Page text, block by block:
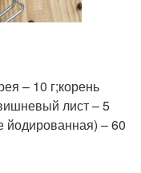
– 10 г;корень
лист – 5
йодированная) – 60